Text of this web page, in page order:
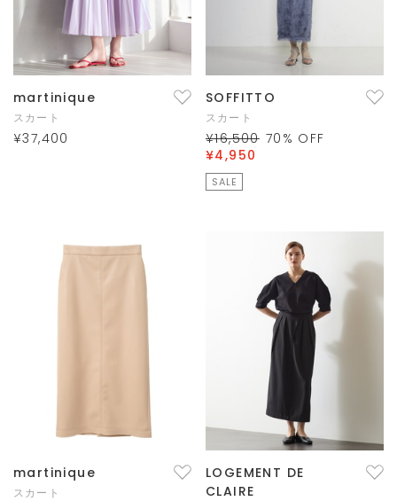
martinique
スカート
¥37,400
SOFFITTO
スカート
¥16,500 70 % OFF
¥4,950
SALE
martinique
スカート
LOGEMENT DE
CLAIRE